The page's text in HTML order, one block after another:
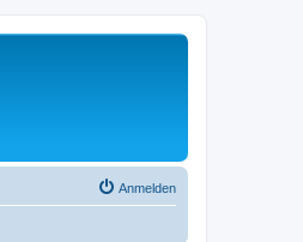
Anmelden